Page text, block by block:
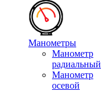
Манометры
Манометр
радиальный
Манометр
осевой